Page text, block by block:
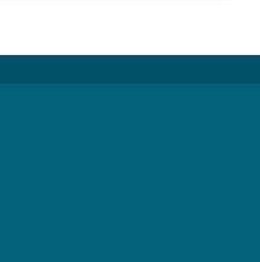
del pie de página